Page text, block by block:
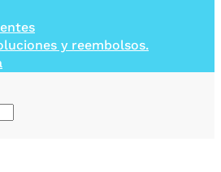
y reembolsos.